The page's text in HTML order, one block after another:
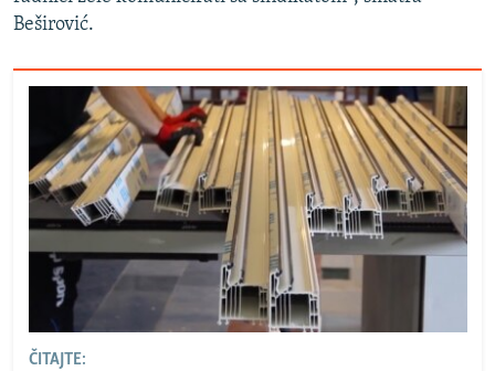
Beširović.
ČITAJTE: